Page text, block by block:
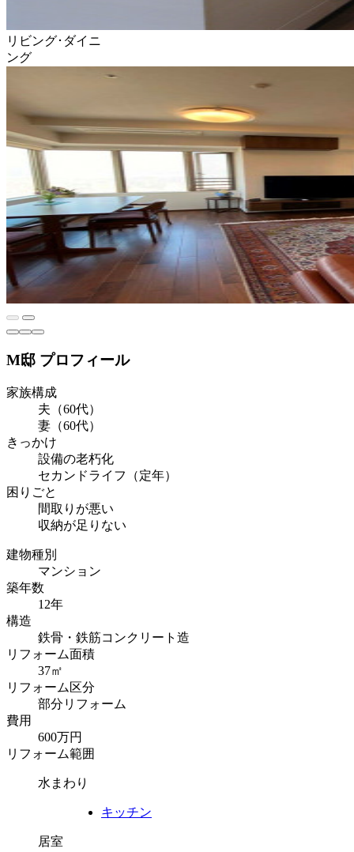
リビング･ダイニ
ング
M邸 プロフィール
家族構成
夫（60代）
妻（60代）
きっかけ
設備の老朽化
セカンドライフ（定年）
困りごと
間取りが悪い
収納が足りない
建物種別
マンション
築年数
12年
構造
鉄骨・鉄筋コンクリート造
リフォーム面積
37㎡
リフォーム区分
部分リフォーム
費用
600万円
リフォーム範囲
水まわり
キッチン
居室